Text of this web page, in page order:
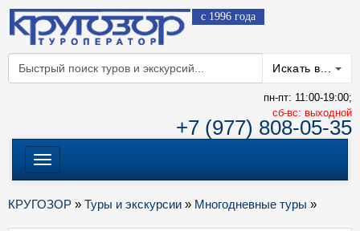
с 1996 года
Искать в...
пн-пт: 11:00-19:00;
cб-вс: выходной
+7 (977) 808-05-35
Меню
КРУГОЗОР » Туры и экскурсии » Многодневные туры »